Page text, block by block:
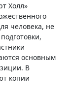
Холл»
человека, не
основным
В
копии